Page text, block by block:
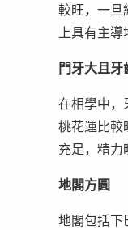
較旺，一旦
上具有主導
門牙大且牙
在相學中，
桃花運比較
充足，精力
地閣方圓
地閣包括下